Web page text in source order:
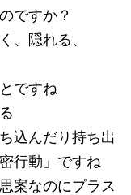
ですか？
、隠れる、
ですね
込んだり持ち出
行動」ですね
案なのにプラス